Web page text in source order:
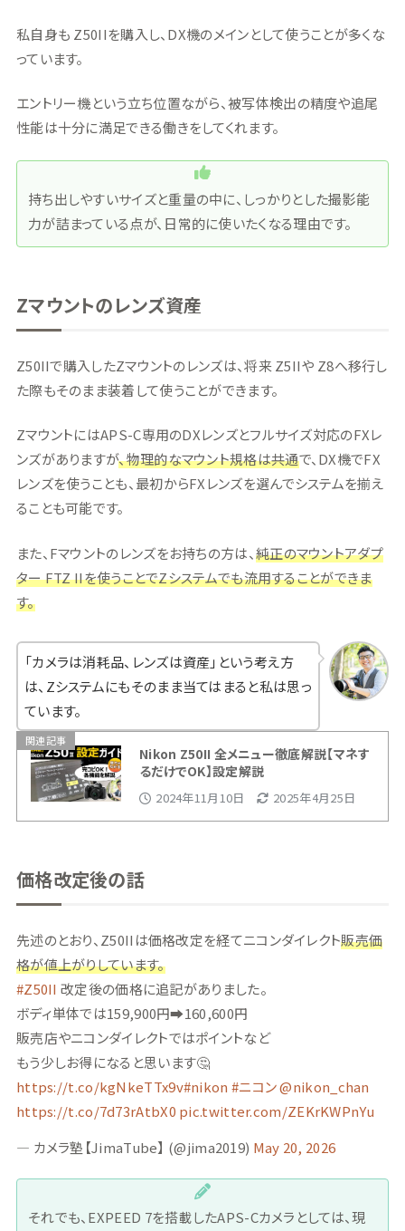
私自身も Z50IIを購入し、DX機のメインとして使うことが多くな
っています。
エントリー機という立ち位置ながら、被写体検出の精度や追尾
性能は十分に満足できる働きをしてくれます。
持ち出しやすいサイズと重量の中に、しっかりとした撮影能
力が詰まっている点が、日常的に使いたくなる理由です。
Zマウントのレンズ資産
Z50IIで購入したZマウントのレンズは、将来 Z5IIや Z8へ移行し
た際もそのまま装着して使うことができます。
ZマウントにはAPS-C専用のDXレンズとフルサイズ対応のFXレ
ンズがありますが、物理的なマウント規格は共通で、DX機でFX
レンズを使うことも、最初からFXレンズを選んでシステムを揃え
ることも可能です。
また、Fマウントのレンズをお持ちの方は、純正のマウントアダプ
ター FTZ IIを使うことでZシステムでも流用することができま
す。
「カメラは消耗品、レンズは資産」という考え方
は、Zシステムにもそのまま当てはまると私は思っ
ています。
関連記事
Nikon Z50II 全メニュー徹底解説【マネす
るだけでOK】設定解説
2024年11月10日 2025年4月25日
価格改定後の話
先述のとおり、Z50IIは価格改定を経てニコンダイレクト販売価
格が値上がりしています。
#Z50II 改定後の価格に追記がありました。
ボディ単体では159,900円➡160,600円
販売店やニコンダイレクトではポイントなど
もう少しお得になると思います🤔
https://t.co/kgNkeTTx9v#nikon #ニコン@nikon_chan
https://t.co/7d73rAtbX0 pic.twitter.com/ZEKrKWPnYu
— カメラ塾【JimaTube】 (@jima2019) May 20, 2026
それでも、EXPEED 7を搭載したAPS-Cカメラとしては、現